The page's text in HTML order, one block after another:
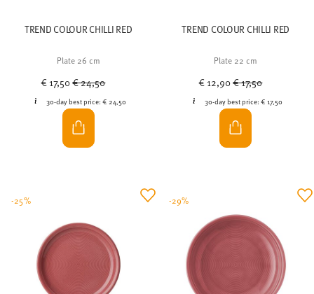
TREND COLOUR CHILLI RED
Plate 26 cm
€ 17,50Price reduced from
€ 24,50
30-day best price: € 24,50
TREND COLOUR CHILLI RED
Plate 22 cm
€ 12,90Price reduced from
€ 17,50
30-day best price: € 17,50
-25% -29%